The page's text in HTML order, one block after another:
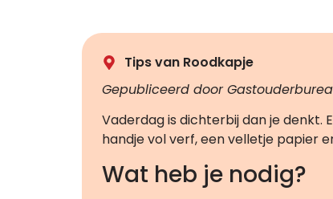
Tips van Roodkapje
Gepubliceerd door
Vaderdag is dichterbij dan je denkt.
handje vol verf, een velletje papier
Wat heb je nodig?